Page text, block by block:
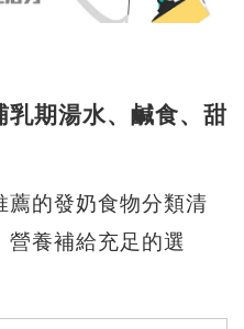
乳期湯水、鹹食、甜
薦的發奶食物分類清
營養補給充足的選